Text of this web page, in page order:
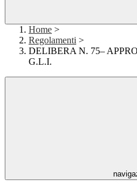
Home >
Regolamenti >
DELIBERA N. 75–
G.L.I.